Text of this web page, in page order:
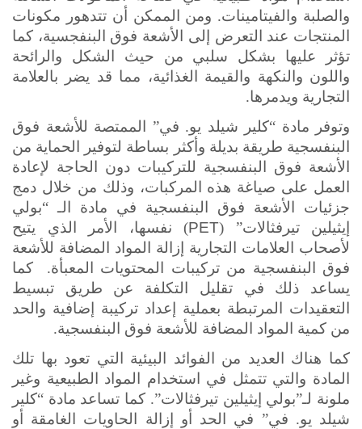
والصلبة والفيتامينات. ومن الممكن أن تتدهور مكونات
المنتجات عند التعرض إلى الأشعة فوق البنفجسية، كما
تؤثر عليها بشكل سلبي من حيث الشكل والرائحة
واللون والنكهة والقيمة الغذائية، مما قد يضر بالعلامة
التجارية ويدمرها.
وتوفر مادة “كلير شيلد يو. في” الممتصة للأشعة فوق
البنفسجية طريقة بديلة وأكثر بساطة لتوفير الحماية من
الأشعة فوق البنفسجية للتركيبات دون الحاجة لإعادة
العمل على صياغة هذه المركبات، وذلك من خلال دمج
جزئيات الأشعة فوق البنفسجية في مادة الـ “بولي
إيثيلين تيرفثالات” (PET) نفسها، الأمر الذي يتيح
لأصحاب العلامات التجارية إزالة المواد المضافة للأشعة
فوق البنفسجية من تركيبات المحتويات المعبأة.
كما
يساعد ذلك في تقليل التكلفة عن طريق تبسيط
التعقيدات المرتبطة بعملية إعداد تركيبة إضافية والحد
من كمية المواد المضافة للأشعة فوق البنفسجية.
كما هناك العديد من الفوائد البيئية التي تعود بها تلك
المادة والتي تتمثل في استخدام المواد الطبيعية وغير
ملونة لـ”بولي إيثيلين تيرفثالات”. كما تساعد مادة “كلير
شيلد يو. في” في الحد أو إزالة الحاويات الغامقة أو